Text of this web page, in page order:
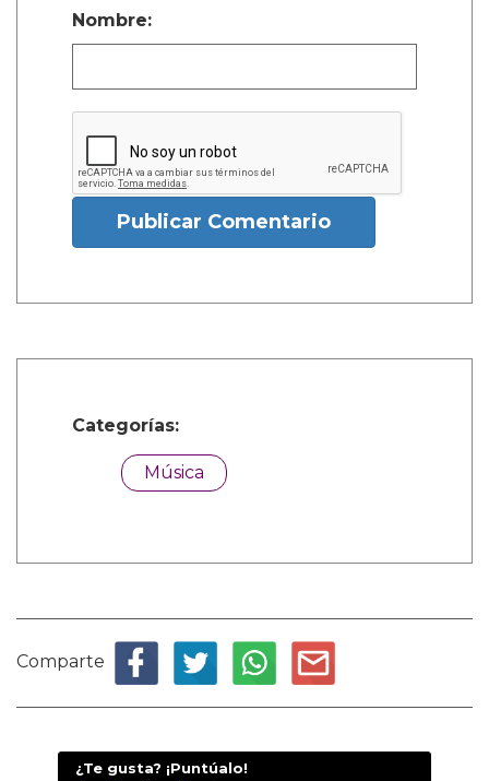
Nombre:
Publicar Comentario
Categorías:
Música
Comparte
¿Te gusta? ¡Puntúalo!